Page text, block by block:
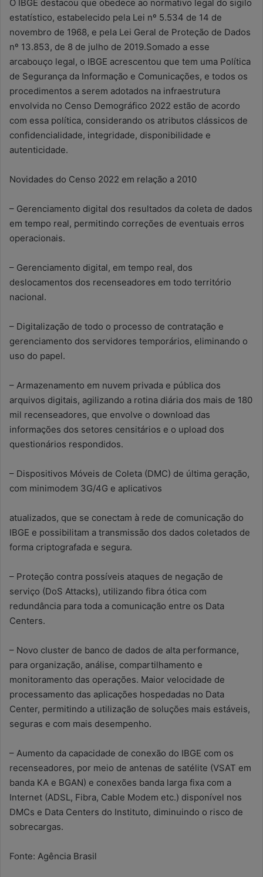
O IBGE destacou que obedece ao normativo legal do sigilo
estatístico, estabelecido pela Lei nº 5.534 de 14 de
novembro de 1968, e pela Lei Geral de Proteção de Dados
nº 13.853, de 8 de julho de 2019.Somado a esse
arcabouço legal, o IBGE acrescentou que tem uma Política
de Segurança da Informação e Comunicações, e todos os
procedimentos a serem adotados na infraestrutura
envolvida no Censo Demográfico 2022 estão de acordo
com essa política, considerando os atributos clássicos de
confidencialidade, integridade, disponibilidade e
autenticidade.
Novidades do Censo 2022 em relação a 2010
– Gerenciamento digital dos resultados da coleta de dados
em tempo real, permitindo correções de eventuais erros
operacionais.
– Gerenciamento digital, em tempo real, dos
deslocamentos dos recenseadores em todo território
nacional.
– Digitalização de todo o processo de contratação e
gerenciamento dos servidores temporários, eliminando o
uso do papel.
– Armazenamento em nuvem privada e pública dos
arquivos digitais, agilizando a rotina diária dos mais de 180
mil recenseadores, que envolve o download das
informações dos setores censitários e o upload dos
questionários respondidos.
– Dispositivos Móveis de Coleta (DMC) de última geração,
com minimodem 3G/4G e aplicativos
atualizados, que se conectam à rede de comunicação do
IBGE e possibilitam a transmissão dos dados coletados de
forma criptografada e segura.
– Proteção contra possíveis ataques de negação de
serviço (DoS Attacks), utilizando fibra ótica com
redundância para toda a comunicação entre os Data
Centers.
– Novo cluster de banco de dados de alta performance,
para organização, análise, compartilhamento e
monitoramento das operações. Maior velocidade de
processamento das aplicações hospedadas no Data
Center, permitindo a utilização de soluções mais estáveis,
seguras e com mais desempenho.
– Aumento da capacidade de conexão do IBGE com os
recenseadores, por meio de antenas de satélite (VSAT em
banda KA e BGAN) e conexões banda larga fixa com a
Internet (ADSL, Fibra, Cable Modem etc.) disponível nos
DMCs e Data Centers do Instituto, diminuindo o risco de
sobrecargas.
Fonte: Agência Brasil